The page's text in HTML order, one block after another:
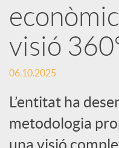
S
o
c
visió
06.10.2025
L’entitat ha
metodologia